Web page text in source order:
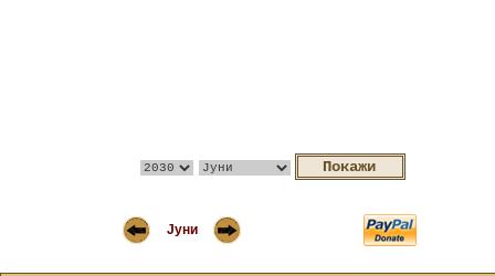
Јуни